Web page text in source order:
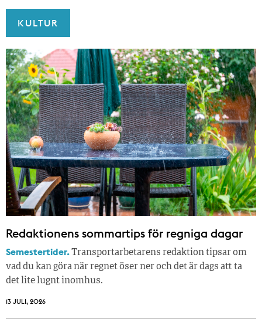
KULTUR
Redaktionens sommar­tips för regniga dagar
Semestertider.Transportarbetarens redaktion tipsar om
vad du kan göra när regnet öser ner och det är dags att ta
det lite lugnt inomhus.
13 JULI, 2026